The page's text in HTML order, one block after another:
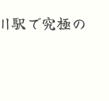
駅で究極の